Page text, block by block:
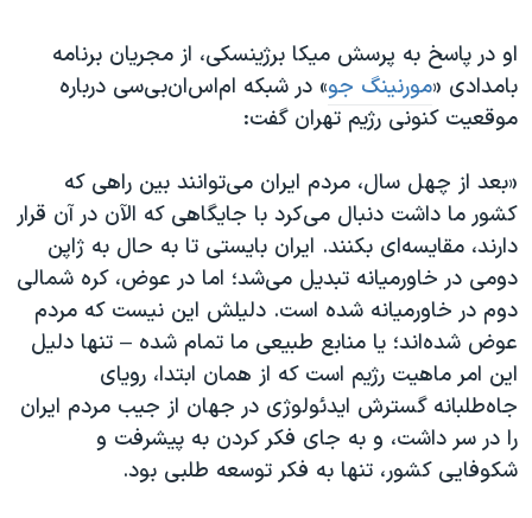
اسرائیل در جنگ
نرگس محمدی برنده جایزه نوبل صلح
صفحه‌های ویژه
سفر پرزیدنت ترامپ به چین
او در پاسخ به پرسش میکا برژینسکی، از مجریان برنامه
بامدادی «مورنینگ جو» در شبکه ام‌اس‌ان‌بی‌سی درباره
موقعیت کنونی رژیم تهران گفت:
«بعد از چهل سال، مردم ایران می‌توانند بین راهی که
کشور ما داشت دنبال می‌کرد با جایگاهی که الآن در آن قرار
دارند، مقایسه‌ای بکنند. ایران بایستی تا به حال به ژاپن
دومی در خاورمیانه تبدیل می‌شد؛ اما در عوض، کره شمالی
دوم در خاورمیانه شده است. دلیلش این نیست که مردم
عوض شده‌اند؛ یا منابع طبیعی ما تمام شده – تنها دلیل
این امر ماهیت رژیم است که از همان ابتدا، رویای
جاه‌طلبانه گسترش ایدئولوژی در جهان از جیب مردم ایران
را در سر داشت، و به جای فکر کردن به پیشرفت و
شکوفایی کشور، تنها به فکر توسعه طلبی بود.